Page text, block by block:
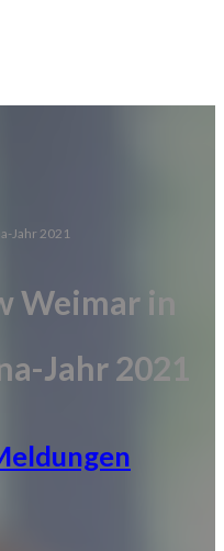
Jahr 2021
Weimar in
Jahr 2021